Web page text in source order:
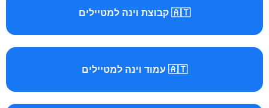
🇦🇹 קבוצת וינה למטיילים
🇦🇹 עמוד וינה למטיילים